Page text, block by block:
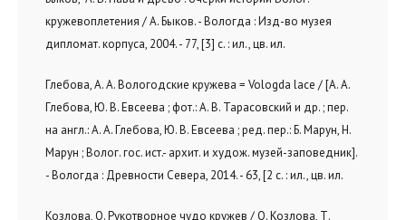
кружевоплетения / А. Быков. - Вологда : Изд-во музея
дипломат. корпуса, 2004. - 77, [3] с. : ил., цв. ил.
Глебова, А. А. Вологодские кружева = Vologda lace / [А. А.
Глебова, Ю. В. Евсеева ; фот.: А. В. Тарасовский и др. ; пер.
на англ.: А. А. Глебова, Ю. В. Евсеева ; ред. пер.: Б. Марун, Н.
Марун ; Волог. гос. ист.- архит. и худож. музей-заповедник].
- Вологда : Древности Севера, 2014. - 63, [2 с. : ил., цв. ил.
Козлова, О. Рукотворное чудо кружев / О. Козлова, Т.